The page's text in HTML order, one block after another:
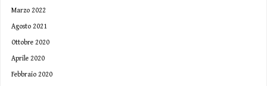
Marzo 2022
Agosto 2021
Ottobre 2020
Aprile 2020
Febbraio 2020